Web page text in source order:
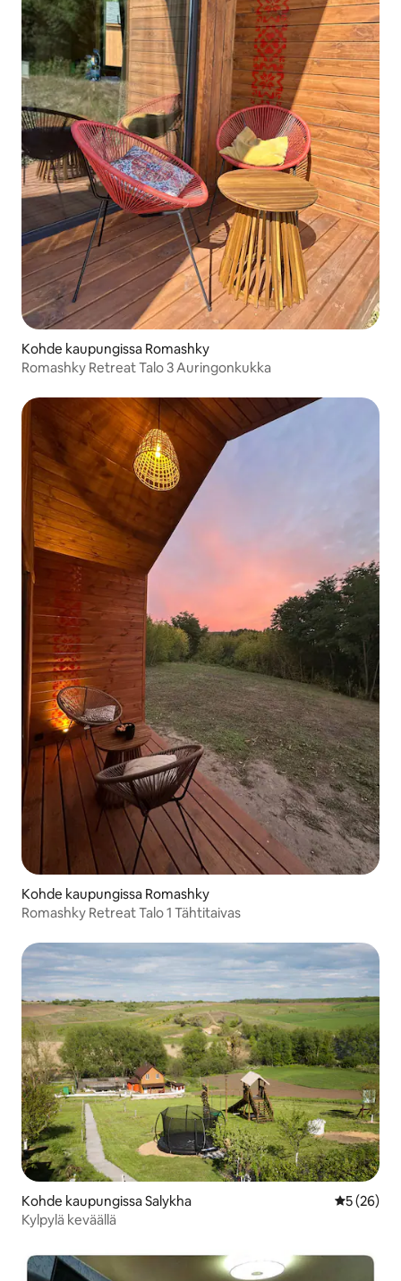
Kohde kaupungissa Romashky
Romashky Retreat Talo 3 Auringonkukka
Kohde kaupungissa Romashky
Romashky Retreat Talo 1 Tähtitaivas
Kohde kaupungissa Salykha
5 (26)
Kylpylä keväällä